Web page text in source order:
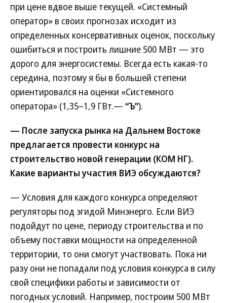
при цене вдвое выше текущей. «Системный
оператор» в своих прогнозах исходит из
определенных консервативных оценок, поскольку
ошибиться и построить лишние 500 МВт — это
дорого для энергосистемы. Всегда есть какая-то
середина, поэтому я бы в большей степени
ориентировался на оценки «Системного
оператора» (1,35–1,9 ГВт.— “Ъ”).
— После запуска рынка на Дальнем Востоке
предлагается провести конкурс на
строительство новой генерации (КОМ НГ).
Какие варианты участия ВИЭ обсуждаются?
— Условия для каждого конкурса определяют
регуляторы под эгидой Минэнерго. Если ВИЭ
подойдут по цене, периоду строительства и по
объему поставки мощности на определенной
территории, то они смогут участвовать. Пока ни
разу они не попадали под условия конкурса в силу
свой специфики работы и зависимости от
погодных условий. Например, построим 500 МВт